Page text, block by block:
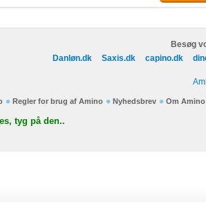
Besøg
Danløn.dk
Saxis.dk capino.dk
Regler for brug af Amino Nyhedsbrev Om Amino
tyg på den..